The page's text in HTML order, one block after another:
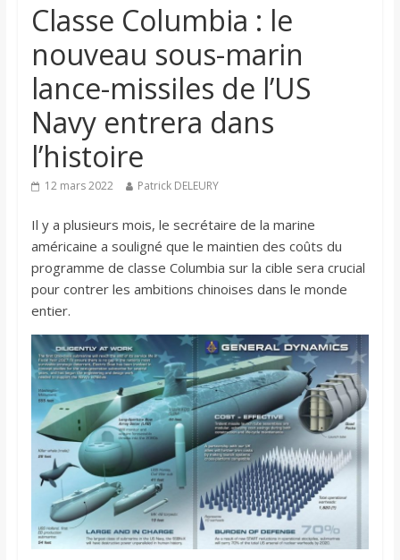
Classe Columbia : le
nouveau sous-marin
lance-missiles de l’US
Navy entrera dans
l’histoire
12 mars 2022 Patrick DELEURY
Il y a plusieurs mois, le secrétaire de la marine
américaine a souligné que le maintien des coûts du
programme de classe Columbia sur la cible sera crucial
pour contrer les ambitions chinoises dans le monde
entier.